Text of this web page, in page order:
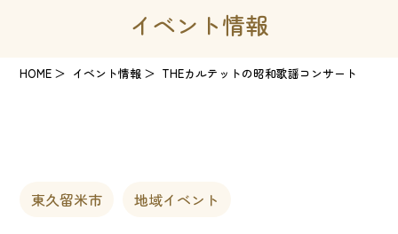
イベント情報
HOME イベント情報 THEカルテットの昭和歌謡コンサート
東久留米市 地域イベント